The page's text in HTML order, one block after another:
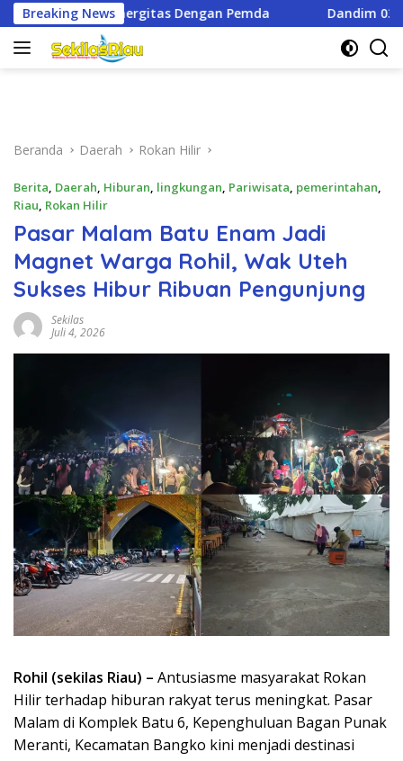
Langsung
ke
konten
Breaking News
Pemda Dandim 0321/Rohil Dampingi Irdam XIX/TT
Beranda Daerah Rokan Hilir
Berita, Daerah, Hiburan, lingkungan, Pariwisata, pemerintahan,
Riau, Rokan Hilir
Pasar Malam Batu Enam Jadi
Magnet Warga Rohil, Wak Uteh
Sukses Hibur Ribuan Pengunjung
Sekilas
Juli 4, 2026
Rohil (sekilas Riau) – Antusiasme masyarakat Rokan
Hilir terhadap hiburan rakyat terus meningkat. Pasar
Malam di Komplek Batu 6, Kepenghuluan Bagan Punak
Meranti, Kecamatan Bangko kini menjadi destinasi